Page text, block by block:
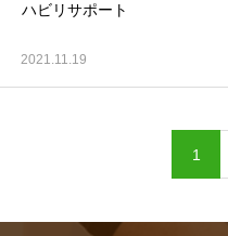
ハビリサポート
2021.11.19
1